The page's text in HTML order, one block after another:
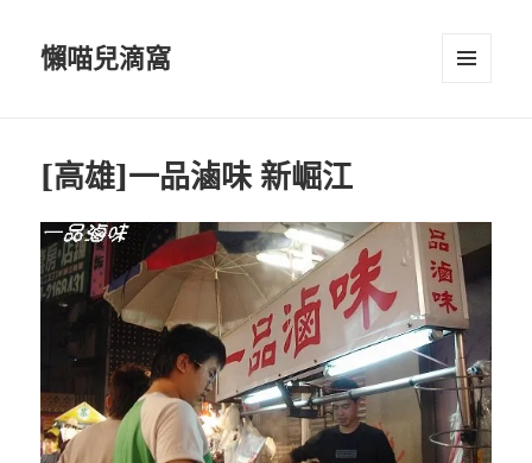
懶喵兒滴窩
[高雄]一品滷味 新崛江